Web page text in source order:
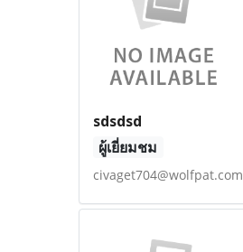
sdsdsd
ผู้เยี่ยมชม
civaget704@wolfpat.com